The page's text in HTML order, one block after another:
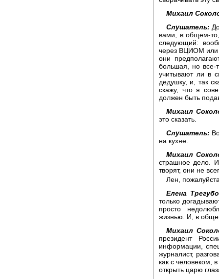
Михаил
Слушатель:
вами, в общем-
следующий:
через ВЦИОМ или
они
большая, но все-
учитывают ли в
дедушку, и, так
скажу, что я
должен быть
Михаил
это сказать.
Слушатель:
на кухне.
Михаил
страшное дело.
творят, они не
Лен,
Елена
только
просто
жизнью. И, в
Михаил
президент
информации,
журналист,
как с человеком,
открыть царю